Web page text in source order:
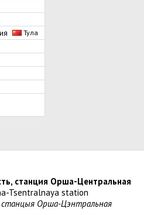
Тула
станция Орша-Центральная
Tsentralnaya station
станцыя Орша-Цэнтральная